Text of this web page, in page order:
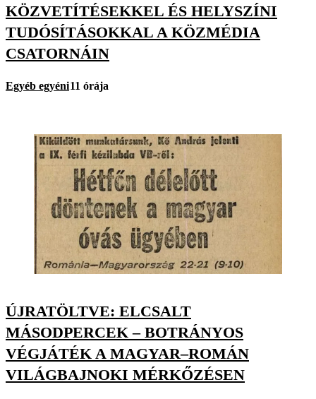
KÖZVETÍTÉSEKKEL ÉS HELYSZÍNI
TUDÓSÍTÁSOKKAL A KÖZMÉDIA
CSATORNÁIN
Egyéb egyéni11 órája
ÚJRATÖLTVE: ELCSALT
MÁSODPERCEK – BOTRÁNYOS
VÉGJÁTÉK A MAGYAR–ROMÁN
VILÁGBAJNOKI MÉRKŐZÉSEN